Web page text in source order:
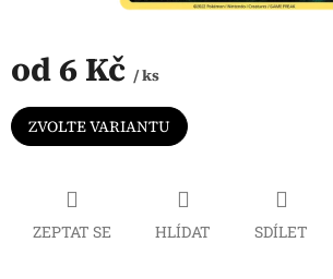
od6 Kč / ks
Měrná
cena:ZVOLTE VARIANTU
ZEPTAT SE HLÍDAT SDÍLET